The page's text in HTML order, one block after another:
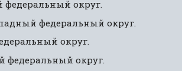
федеральный округ.
федеральный округ.
округ.
федеральный округ.